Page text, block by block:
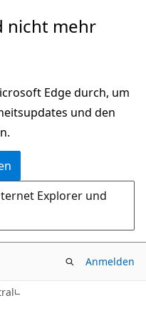
nicht mehr
Edge durch, um
und den
Explorer und
Anmelden